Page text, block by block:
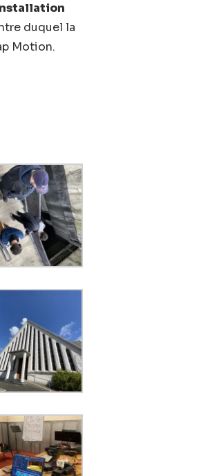
duquel la
Motion.